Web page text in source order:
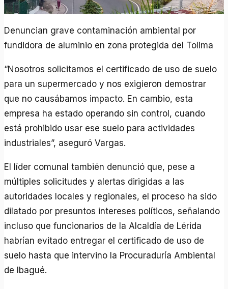
Denuncian grave contaminación ambiental por
fundidora de aluminio en zona protegida del Tolima
“Nosotros solicitamos el certificado de uso de suelo
para un supermercado y nos exigieron demostrar
que no causábamos impacto. En cambio, esta
empresa ha estado operando sin control, cuando
está prohibido usar ese suelo para actividades
industriales”, aseguró Vargas.
El líder comunal también denunció que, pese a
múltiples solicitudes y alertas dirigidas a las
autoridades locales y regionales, el proceso ha sido
dilatado por presuntos intereses políticos, señalando
incluso que funcionarios de la Alcaldía de Lérida
habrían evitado entregar el certificado de uso de
suelo hasta que intervino la Procuraduría Ambiental
de Ibagué.